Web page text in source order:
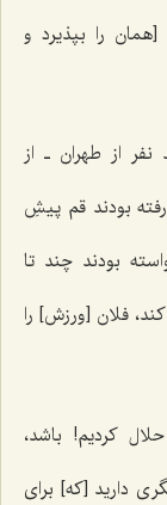
را بپذیرد و
از طهران ـ از
بودند قم پیشِ
بودند چند تا
فلان [ورزش] را
کردیم! باشد،
دارید [که] برای